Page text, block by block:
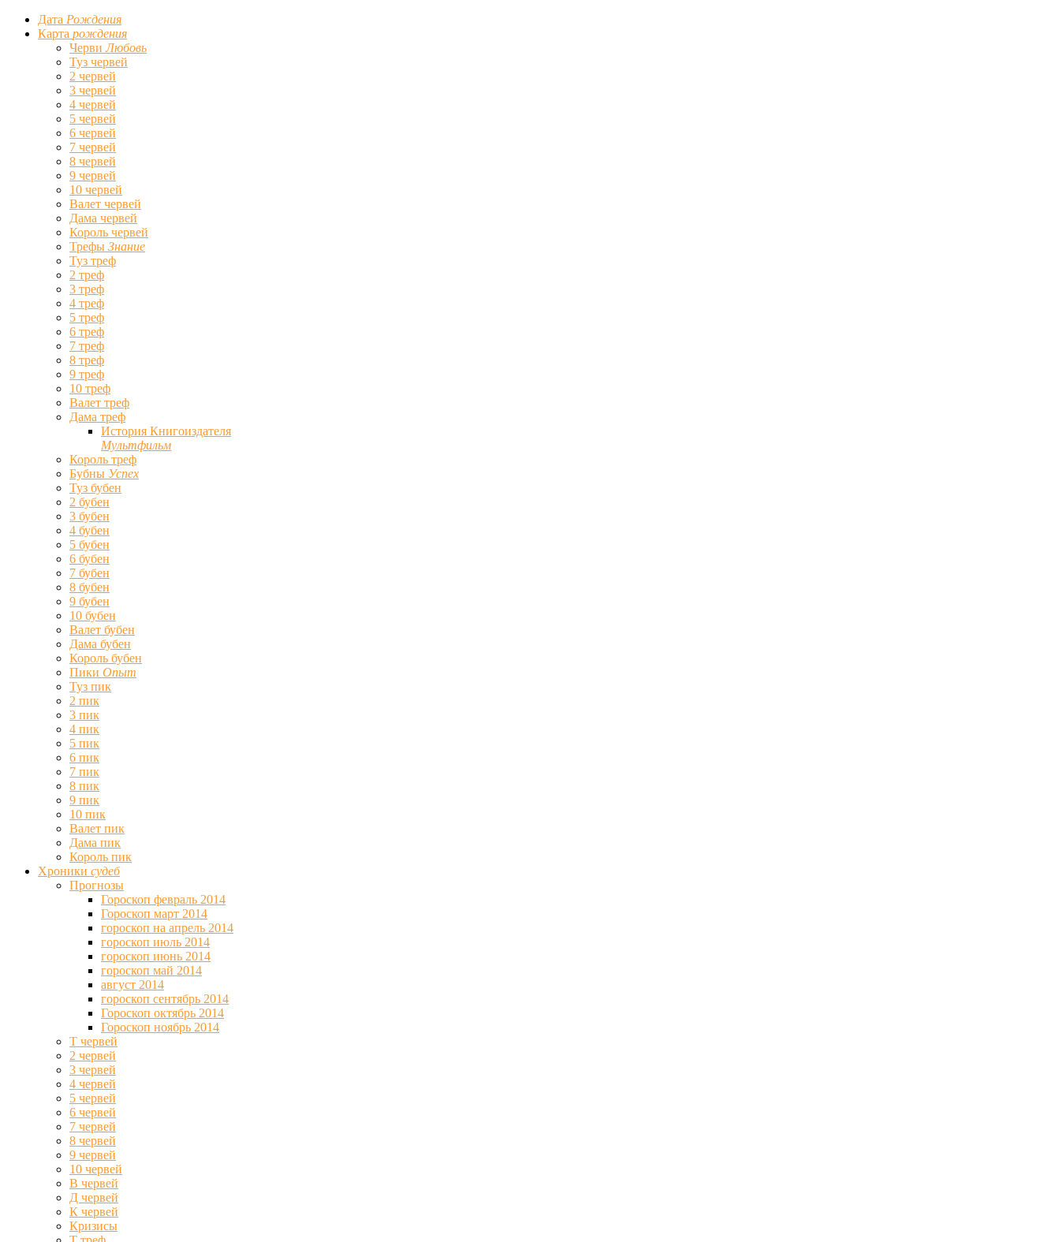
Дата Рождения
Карта рождения
ЧервиЛюбовь
Туз червей
2 червей
3 червей
4 червей
5 червей
6 червей
7 червей
8 червей
9 червей
10 червей
Валет червей
Дама червей
Король червей
Трефы Знание
Туз треф
2 треф
3 треф
4 треф
5 треф
6 треф
7 треф
8 треф
9 треф
10 треф
Валет треф
Дама треф
История Книгоиздателя
Мультфильм
Король треф
Бубны Успех
Туз бубен
2 бубен
3 бубен
4 бубен
5 бубен
6 бубен
7 бубен
8 бубен
9 бубен
10 бубен
Валет бубен
Дама бубен
Король бубен
Пики Опыт
Туз пик
2 пик
3 пик
4 пик
5 пик
6 пик
7 пик
8 пик
9 пик
10 пик
Валет пик
Дама пик
Король пик
Хроники судеб
Прогнозы
Гороскоп февраль 2014
Гороскоп март 2014
гороскоп на апрель 2014
гороскоп июль 2014
гороскоп июнь 2014
гороскоп май 2014
август 2014
гороскоп сентябрь 2014
Гороскоп октябрь 2014
Гороскоп ноябрь 2014
Т червей
2 червей
3 червей
4 червей
5 червей
6 червей
7 червей
8 червей
9 червей
10 червей
В червей
Д червей
К червей
Кризисы